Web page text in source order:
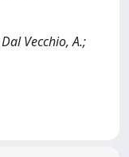
Vecchio, A.;